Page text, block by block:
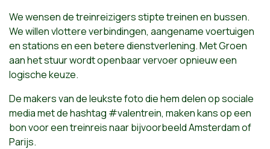
We wensen de treinreizigers stipte treinen en bussen.
We willen vlottere verbindingen, aangename voertuigen
en stations en een betere dienstverlening. Met Groen
aan het stuur wordt openbaar vervoer opnieuw een
logische keuze.
De makers van de leukste foto die hem delen op sociale
media met de hashtag #valentrein, maken kans op een
bon voor een treinreis naar bijvoorbeeld Amsterdam of
Parijs.